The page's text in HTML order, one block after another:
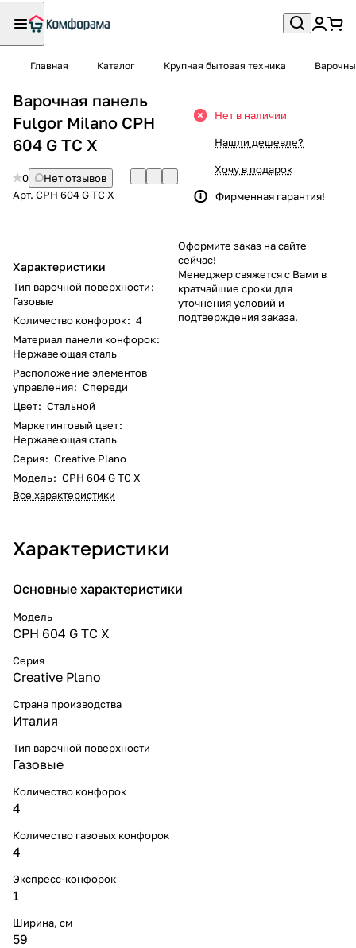
Главная Каталог Крупная бытовая техника
Варочная панель
Fulgor Milano CPH
604 G TC X
0
Нет отзывов
Арт. CPH 604 G TC X
Характеристики
Тип варочной поверхности:
Газовые
Количество конфорок: 4
Материал панели конфорок:
Нержавеющая сталь
Расположение элементов
управления: Спереди
Цвет: Стальной
Маркетинговый цвет:
Нержавеющая сталь
Серия: Creative Plano
Модель: CPH 604 G TC X
Все характеристики
Нет в наличии
Нашли дешевле?
Хочу в подарок
Фирменная гарантия!
Оформите заказ на сайте
сейчас!
Менеджер свяжется с Вами в
кратчайшие сроки для
уточнения условий и
подтверждения заказа.
Характеристики
Основные характеристики
Модель
CPH 604 G TC X
Серия
Creative Plano
Страна производства
Италия
Тип варочной поверхности
Газовые
Количество конфорок
4
Количество газовых конфорок
4
Экспресс-конфорок
1
Ширина, см
59